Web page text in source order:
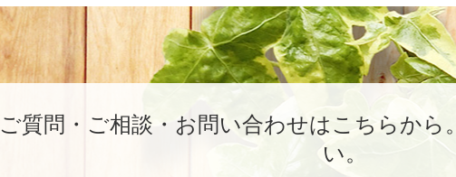
ご質問・ご相談・お問い合わせはこちらから。
い。